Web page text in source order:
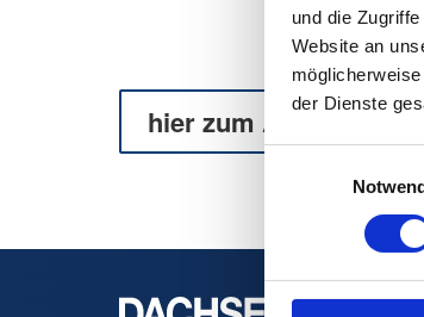
und die
Website an
der Dienste
Einwilligungsauswahl
hier zum Artikel